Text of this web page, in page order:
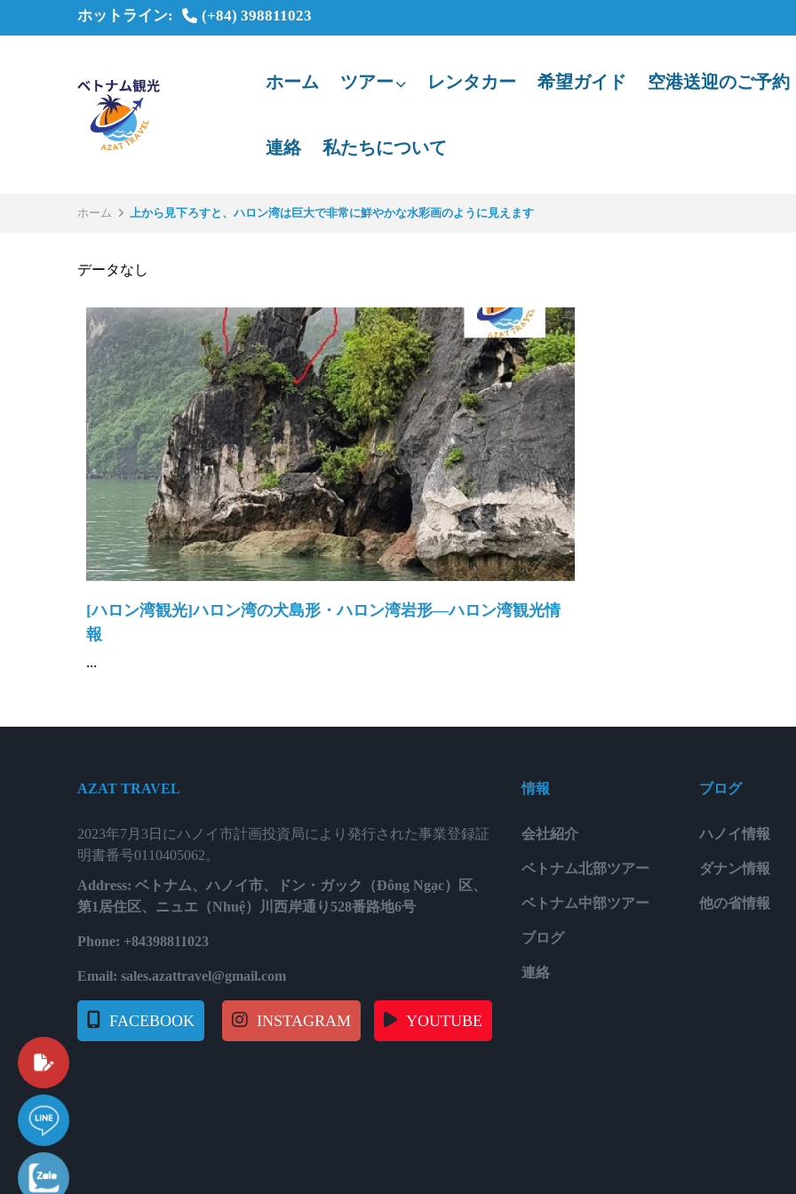
ホットライン: (+84) 398811023
ホーム ツアー レンタカー 希望ガイド 空港送迎のご予約
連絡 私たちについて
ホーム 上から見下ろすと、ハロン湾は巨大で非常に鮮やかな水彩画のように見えます
データなし
[ハロン湾観光]ハロン湾の犬島形・ハロン湾岩形―ハロン湾観光情
報
...
AZAT TRAVEL
2023年7月3日にハノイ市計画投資局により発行された事業登録証
明書番号0110405062。
Address: ベトナム、ハノイ市、ドン・ガック（Đông Ngạc）区、
第1居住区、ニュエ（Nhuệ）川西岸通り528番路地6号
Phone: +84398811023
Email: sales.azattravel@gmail.com
FACEBOOK INSTAGRAM YOUTUBE
情報
会社紹介
ベトナム北部ツアー
ベトナム中部ツアー
ブログ
連絡
ブログ
ハノイ情報
ダナン情報
他の省情報